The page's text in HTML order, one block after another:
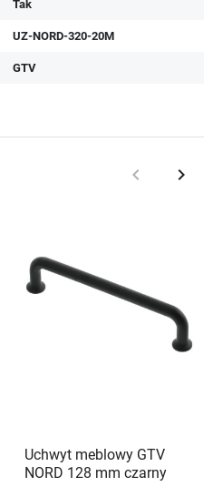
Tak
UZ-NORD-320-20M
GTV
Poprzedni
keyboard_arrow_left keyboard_arrow_right
Uchwyt meblowy GTV
NORD 128 mm czarny